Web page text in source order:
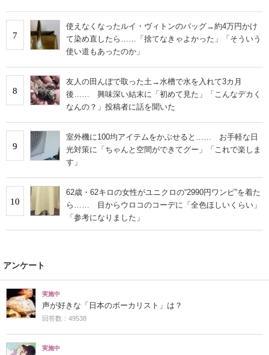
7
使えなくなったルイ・ヴィトンのバッグ→約4万円かけ
て染め直したら……「捨てなきゃよかった」「そういう
使い道もあったのか」
8
友人の田んぼで取った土→水槽で水を入れて3カ月
後…… 興味深い結末に「初めて見た」「こんなデカく
なんの？」投稿者に話を聞いた
9
室外機に100均アイテムをかぶせると…… お手軽な日
光対策に「ちゃんと空間ができてグー」「これで楽しま
す」
10
62歳・62キロの女性がユニクロの“2990円ワンピ”を着た
ら…… 目からウロコのコーデに「全色ほしいくらい」
「参考になりました」
アンケート
実施中
声が好きな「日本のボーカリスト」は？
回答数：49538
実施中